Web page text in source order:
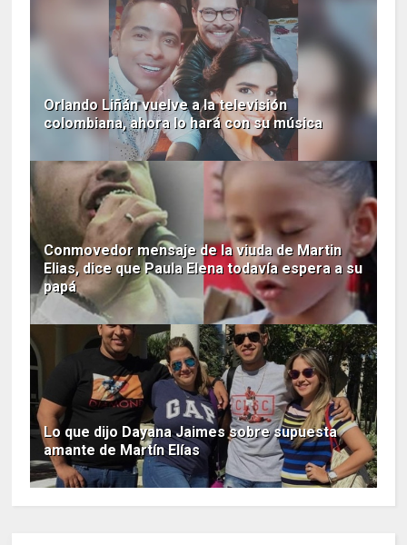
Orlando Liñán vuelve a la televisión
colombiana, ahora lo hará con su música
Conmovedor mensaje de la viuda de Martin
Elias, dice que Paula Elena todavía espera a su
papá
Lo que dijo Dayana Jaimes sobre supuesta
amante de Martín Elías